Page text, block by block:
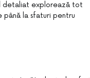
detaliat explorează tot
până la sfaturi pentru